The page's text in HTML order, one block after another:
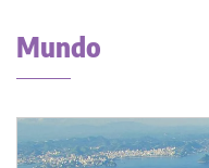
Mundo